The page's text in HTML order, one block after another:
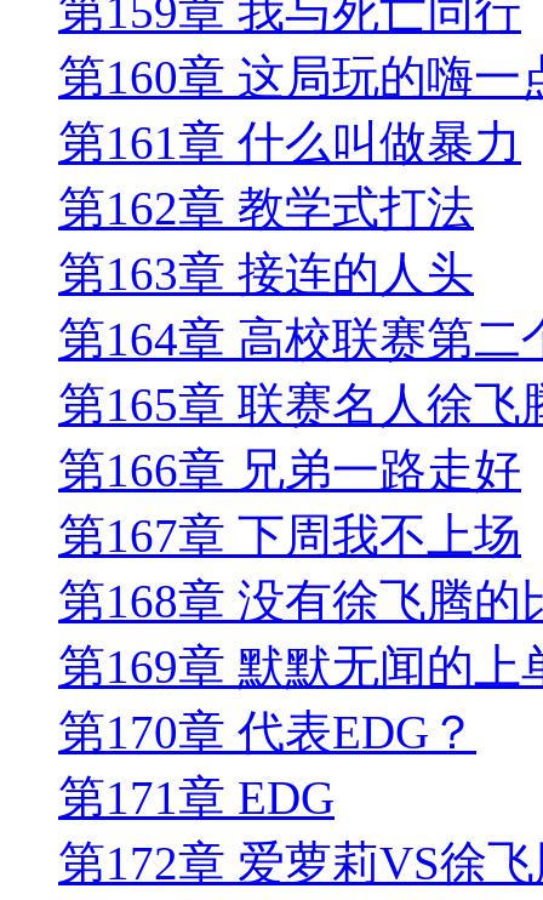
第159章 我与死亡同行
第160章 这局玩的嗨一
第161章 什么叫做暴力
第162章 教学式打法
第163章 接连的人头
第164章 高校联赛第二
第165章 联赛名人徐飞
第166章 兄弟一路走好
第167章 下周我不上场
第168章 没有徐飞腾的
第169章 默默无闻的上
第170章 代表EDG？
第171章 EDG
第172章 爱萝莉VS徐